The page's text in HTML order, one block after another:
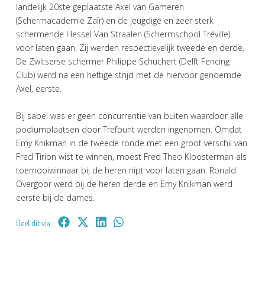
landelijk 20ste geplaatste Axel van Gameren
(Schermacademie Zaïr) en de jeugdige en zeer sterk
schermende Hessel Van Straalen (Schermschool Tréville)
voor laten gaan. Zij werden respectievelijk tweede en derde.
De Zwitserse schermer Philippe Schuchert (Delft Fencing
Club) werd na een heftige strijd met de hiervoor genoemde
Axel, eerste.
Bij sabel was er geen concurrentie van buiten waardoor alle
podiumplaatsen door Trefpunt werden ingenomen. Omdat
Emy Knikman in de tweede ronde met een groot verschil van
Fred Tirion wist te winnen, moest Fred Theo Kloosterman als
toernooiwinnaar bij de heren nipt voor laten gaan. Ronald
Overgoor werd bij de heren derde en Emy Knikman werd
eerste bij de dames.
Deel dit via: